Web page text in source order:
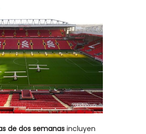
de dos semanas incluyen